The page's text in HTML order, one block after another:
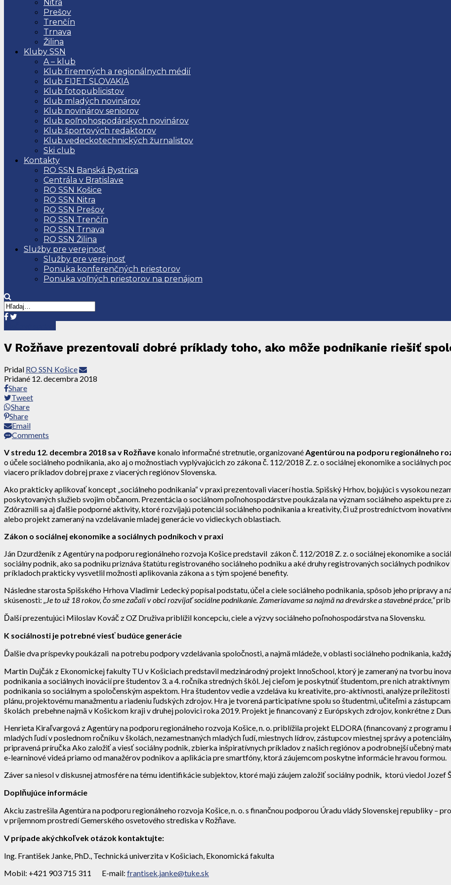
Nitra
Prešov
Trenčín
Trnava
Žilina
Kluby SSN
A – klub
Klub firemných a regionálnych médií
Klub FIJET SLOVAKIA
Klub fotopublicistov
Klub mladých novinárov
Klub novinárov seniorov
Klub poľnohospodárskych novinárov
Klub športových redaktorov
Klub vedeckotechnických žurnalistov
Ski club
Kontakty
RO SSN Banská Bystrica
Centrála v Bratislave
RO SSN Košice
RO SSN Nitra
RO SSN Prešov
RO SSN Trenčín
RO SSN Trnava
RO SSN Žilina
Služby pre verejnosť
Služby pre verejnosť
Ponuka konferenčných priestorov
Ponuka voľných priestorov na prenájom
V Rožňave prezentovali dobré príklady toho, ako môže podnikanie riešiť
Pridal RO SSN Košice
Pridané 12. decembra 2018
Share
Tweet
Share
Share
Email
Comments
V stredu 12. decembra 2018 sa v Rožňave konalo informačné stretnutie, organizované Agentúrou na podporu regionálneho
o účele sociálneho podnikania, ako aj o možnostiach vyplývajúcich zo zákona č. 112/2018 Z. z. o sociálnej ekonomike a sociálnych
viacero príkladov dobrej praxe z viacerých regiónov Slovenska.
Ako prakticky aplikovať koncept „sociálneho podnikania“ v praxi prezentovali viacerí hostia. Spišský Hrhov, bojujúci s vysokou
poskytovaných služieb svojim občanom. Prezentácia o sociálnom poľnohospodárstve poukázala na význam sociálneho aspektu pre
Zdôraznili sa aj ďalšie podporné aktivity, ktoré rozvíjajú potenciál sociálneho podnikania a kreativity, či už prostredníctvom
alebo projekt zameraný na vzdelávanie mladej generácie vo vidieckych oblastiach.
Zákon o sociálnej ekonomike a sociálnych podnikoch v praxi
Ján Dzurdženík z Agentúry na podporu regionálneho rozvoja Košice predstavil zákon č. 112/2018 Z. z. o sociálnej ekonomike a
sociálny podnik, ako sa podniku priznáva štatútu registrovaného sociálneho podniku a aké druhy registrovaných sociálnych
príkladoch prakticky vysvetlil možnosti aplikovania zákona a s tým spojené benefity.
Následne starosta Spišského Hrhova Vladimír Ledecký popísal podstatu, účel a ciele sociálneho podnikania, spôsob jeho prípravy a
skúsenosti:
„Je to už 18 rokov, čo sme začali v obci rozvíjať sociálne podnikanie. Zameriavame sa najmä na drevárske a stavebné práce,“
Ďalší prezentujúci Miloslav Kováč z OZ Druživa priblížil koncepciu, ciele a výzvy sociálneho poľnohospodárstva na Slovensku.
K sociálnosti je potrebné viesť budúce generácie
Ďalšie dva príspevky poukázali na potrebu podpory vzdelávania spoločnosti, a najmä mládeže, v oblasti sociálneho podnikania,
Martin Dujčák z Ekonomickej fakulty TU v Košiciach predstavil medzinárodný projekt InnoSchool, ktorý je zameraný na tvorbu
podnikania a sociálnych inovácií pre študentov 3. a 4. ročníka stredných škôl. Jej cieľom je poskytnúť študentom, pre nich
podnikania so sociálnym a spoločenským aspektom. Hra študentov vedie a vzdeláva ku kreativite, pro-aktívnosti, analýze
plánu, projektovému manažmentu a riadeniu ľudských zdrojov. Hra je tvorená participatívne spolu so študentmi, učiteľmi a
školách prebehne najmä v Košickom kraji v druhej polovici roka 2019. Projekt je financovaný z Európskych zdrojov, konkrétne z
Henrieta Kiraľvargová z Agentúry na podporu regionálneho rozvoja Košice, n. o. priblížila projekt ELDORA (financovaný z
mladých ľudí v poslednom ročníku v školách, nezamestnaných mladých ľudí, miestnych lídrov, zástupcov miestnej správy a
pripravená príručka Ako založiť a viesť sociálny podnik, zbierka inšpiratívnych príkladov z našich regiónov a podrobnejší učebný
e-learninové videá priamo od manažérov podnikov a aplikácia pre smartfóny, ktorá záujemcom poskytne informácie hravou formou.
Záver sa niesol v diskusnej atmosfére na tému identifikácie subjektov, ktoré majú záujem založiť sociálny podnik
ktorú viedol Jozef
Doplňujúce informácie
Akciu zastrešila Agentúra na podporu regionálneho rozvoja Košice, n. o. s finančnou podporou Úradu vlády Slovenskej republiky –
v príjemnom prostredí Gemerského osvetového strediska v Rožňave.
V prípade akýchkoľvek otázok kontaktujte:
Ing. František Janke, PhD., Technická univerzita v Košiciach, Ekonomická fakulta
Mobil: +421 903 715 311 E-mail: frantisek.janke@tuke.sk